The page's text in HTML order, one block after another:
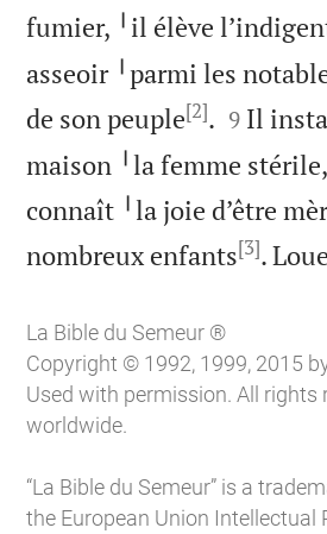
fumier, ╵il élève
asseoir ╵parmi les
de son peuple[2]. 

9 Il
maison ╵la femme
connaît ╵la joie d’être
nombreux enfants[3].
La Bible du Semeur ®
Copyright © 1992, 1999, 2015
Used with permission. All rights
worldwide.
“La Bible du Semeur” is a
the European Union Intellectual